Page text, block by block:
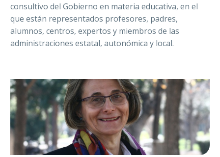
consultivo del Gobierno en materia educativa, en el
que están representados profesores, padres,
alumnos, centros, expertos y miembros de las
administraciones estatal, autonómica y local.